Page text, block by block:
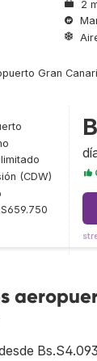
2
Gran
(CDW)